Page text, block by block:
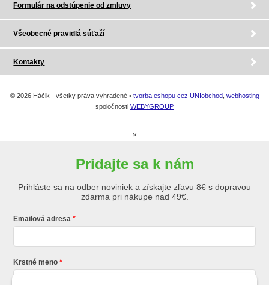
Formulár na odstúpenie od zmluvy
Všeobecné pravidlá súťaží
Kontakty
© 2026 Háčik - všetky práva vyhradené • tvorba eshopu cez UNIobchod, webhosting
spoločnosti WEBYGROUP
×
Pridajte sa k nám
Prihláste sa na odber noviniek a získajte zľavu 8€ s dopravou
zdarma pri nákupe nad 49€.
Emailová adresa
Krstné meno